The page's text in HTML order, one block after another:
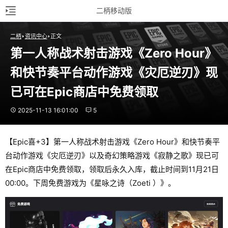
二柄移动版
二柄 资讯中心 正文
第一人称战术射击游戏《Zero Hour》
和快节奏平台动作游戏《灾厄逆刃》现
已可在Epic商店中免费领取
2025-11-13 16:01:00 5
【Epic喜+3】第一人称战术射击游戏《Zero Hour》和快节奏平
台动作游戏《灾厄逆刃》以及奇幻策略游戏《寂静之歌》现已可
在Epic商店中免费领取，领取后永久入库，截止时间到11月21日
00:00。下周免费游戏为《星咏之诗（Zoeti ）》。